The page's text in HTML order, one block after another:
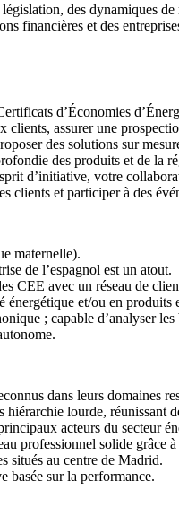
des dynamiques
financières et des
d’Économies
clients, assurer une
des solutions sur
des produits et de la
d’initiative, votre
clients et participer à des
maternelle).
de l’espagnol est un atout.
CEE avec un réseau de
énergétique et/ou en produits
; capable d’analyser
dans leurs domaines
lourde, réunissant
acteurs du secteur
professionnel solide grâce
situés au centre de Madrid.
basée sur la performance.